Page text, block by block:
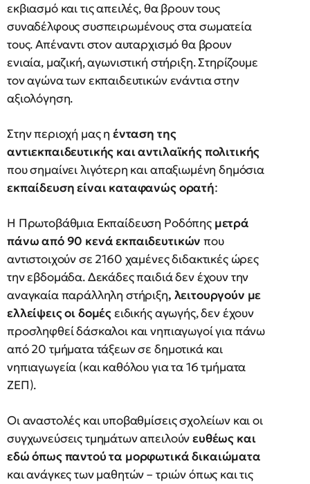
εκβιασμό και τις απειλές, θα βρουν τους
συναδέλφους συσπειρωμένους στα σωματεία
τους. Απέναντι στον αυταρχισμό θα βρουν
ενιαία, μαζική, αγωνιστική στήριξη. Στηρίζουμε
τον αγώνα των εκπαιδευτικών ενάντια στην
αξιολόγηση.
Στην περιοχή μας η ένταση της
αντιεκπαιδευτικής και αντιλαϊκής πολιτικής
που σημαίνει λιγότερη και απαξιωμένη δημόσια
εκπαίδευση είναι καταφανώς ορατή:
Η Πρωτοβάθμια Εκπαίδευση Ροδόπης μετρά
πάνω από 90 κενά εκπαιδευτικών που
αντιστοιχούν σε 2160 χαμένες διδακτικές ώρες
την εβδομάδα. Δεκάδες παιδιά δεν έχουν την
αναγκαία παράλληλη στήριξη, λειτουργούν με
ελλείψεις οι δομέςειδικής αγωγής, δεν έχουν
προσληφθεί δάσκαλοι και νηπιαγωγοί για πάνω
από 20 τμήματα τάξεων σε δημοτικά και
νηπιαγωγεία (και καθόλου για τα 16 τμήματα
ΖΕΠ).
Οι αναστολές και υποβαθμίσεις σχολείων και οι
συγχωνεύσεις τμημάτων απειλούνευθέως και
εδώ όπως παντού τα μορφωτικά δικαιώματα
και ανάγκες των μαθητών – τριών όπως και τις